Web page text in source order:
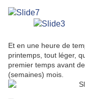
Et en une heure de
printemps, tout léger,
premier temps avant
(semaines) mois.